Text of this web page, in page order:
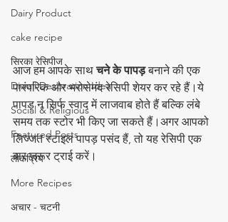
Dairy Product
cake recipe
सिरका रेसिपीज
Diwali Decoration Idea
Social & Religious
Featured Posts
लोकप्रिय
More Recipes
अचार - चटनी
आज हम आपके साथ चने के पापड़ बनाने की एक
पारंपरिक और भरोसेमंद रेसिपी शेयर कर रहे हैं।ये
पापड़ न सिर्फ स्वाद में लाजवाब होते हैं बल्कि लंबे
समय तक स्टोर भी किए जा सकते हैं।अगर आपको
लिज्जत स्टाइल पापड़ पसंद हैं, तो यह रेसिपी एक
बार ज़रूर ट्राई करें।